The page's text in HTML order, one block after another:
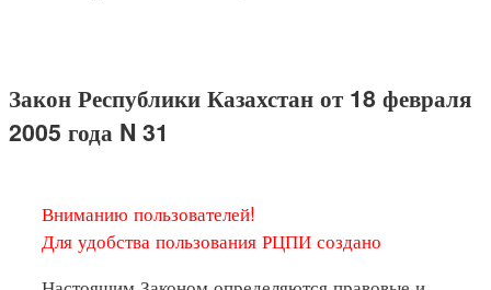
Закон Республики Казахстан от 18 февраля
2005 года N 31
Вниманию пользователей!
Для удобства пользования РЦПИ создано